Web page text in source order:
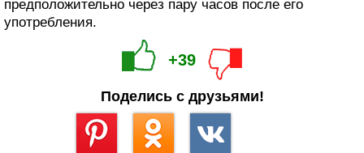
предположительно через пару часов после его
употребления.
+39
Поделись с друзьями!